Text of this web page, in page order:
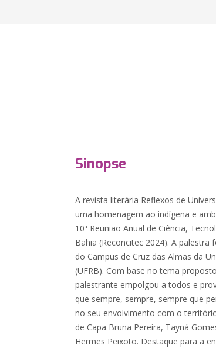
Sinopse
A revista literária Reflexos de
uma homenagem ao indígena e
10ª Reunião Anual de Ciência,
Bahia (Reconcitec 2024). A
do Campus de Cruz das Almas da
(UFRB). Com base no tema
palestrante empolgou a todos e
que sempre, sempre, sempre que
no seu envolvimento com o
de Capa Bruna Pereira, Tayná
Hermes Peixoto. Destaque para a